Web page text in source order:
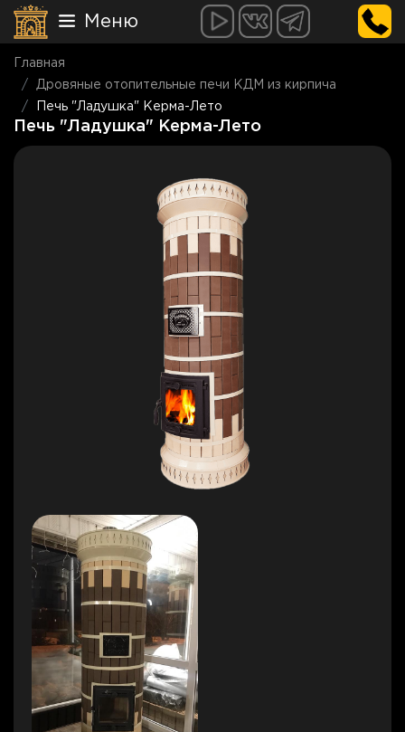
Меню
Главная
Дровяные отопительные печи КДМ из кирпича
Печь "Ладушка" Керма-Лето
Печь "Ладушка" Керма-Лето